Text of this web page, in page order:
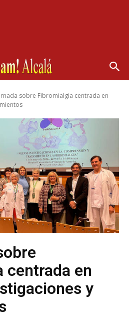
sobre Fibromialgia centrada en
centrada en
y